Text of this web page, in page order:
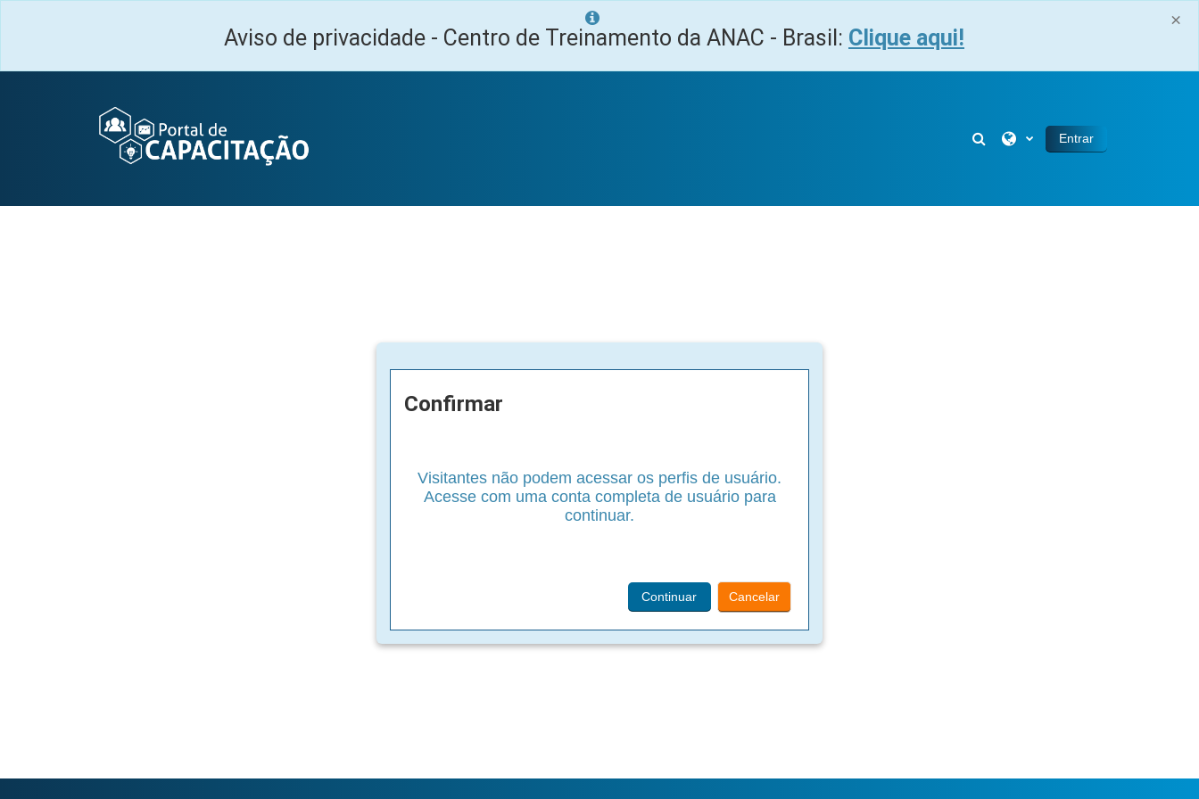
×
Aviso de privacidade - Centro de Treinamento da ANAC - Brasil: Clique aqui!
Alternar entrada de pesquisa
Entrar
Confirmar
Visitantes não podem acessar os perfis de usuário.
Acesse com uma conta completa de usuário para
continuar.
Continuar Cancelar